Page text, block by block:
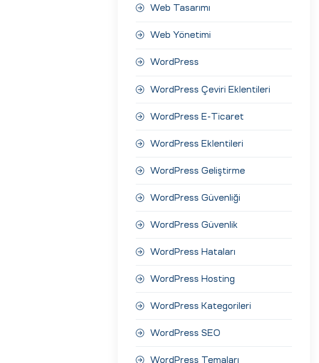
Web Tasarımı
Web Yönetimi
WordPress
WordPress Çeviri Eklentileri
WordPress E-Ticaret
WordPress Eklentileri
WordPress Geliştirme
WordPress Güvenliği
WordPress Güvenlik
WordPress Hataları
WordPress Hosting
WordPress Kategorileri
WordPress SEO
WordPress Temaları